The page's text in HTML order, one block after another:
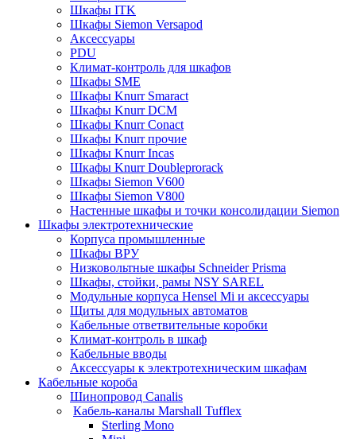
Шкафы ITK
Шкафы Siemon Versapod
Аксессуары
PDU
Климат-контроль для шкафов
Шкафы SME
Шкафы Knurr Smaract
Шкафы Knurr DCM
Шкафы Knurr Conact
Шкафы Knurr прочие
Шкафы Knurr Incas
Шкафы Knurr Doubleprorack
Шкафы Siemon V600
Шкафы Siemon V800
Настенные шкафы и точки консолидации Siemon
Шкафы электротехнические
Корпуса промышленные
Шкафы ВРУ
Низковольтные шкафы Schneider Prisma
Шкафы, стойки, рамы NSY SAREL
Модульные корпуса Hensel Mi и аксессуары
Щиты для модульных автоматов
Кабельные ответвительные коробки
Климат-контроль в шкаф
Кабельные вводы
Аксессуары к электротехническим шкафам
Кабельные короба
Шинопровод Canalis
Кабель-каналы Marshall Tufflex
Sterling Mono